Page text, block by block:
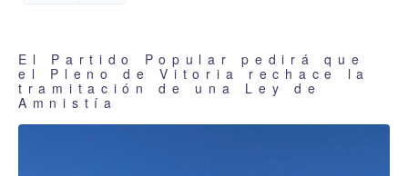
El Partido Popular pedirá que
el Pleno de Vitoria rechace la
tramitación de una Ley de
Amnistía